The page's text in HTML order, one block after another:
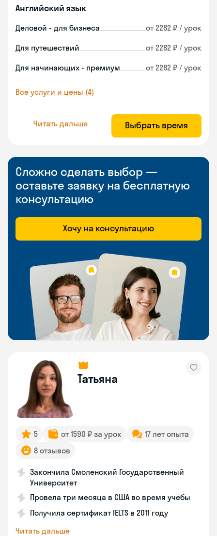
Английский язык
Деловой - для бизнеса от 2282 ₽ / урок
Для путешествий от 2282 ₽ / урок
Для начинающих - премиум от 2282 ₽ / урок
Все услуги и цены (4)
Читать дальше Выбрать время
Сложно сделать выбор —
оставьте заявку на бесплатную
консультацию
Хочу на консультацию
Татьяна
5 от 1590 ₽ за урок
17 лет опыта
8 отзывов
Закончила Смоленский Государственный
Университет
Провела три месяца в США во время учебы
Получила сертификат IELTS в 2011 году
Читать дальше